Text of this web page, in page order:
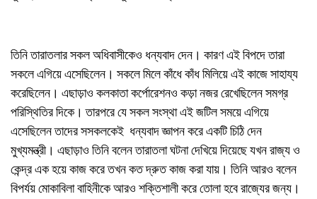
তিনি তারাতলার সকল অধিবাসীকেও ধন্যবাদ দেন। কারণ এই বিপদে তারা
সকলে এগিয়ে এসেছিলেন। সকলে মিলে কাঁধে কাঁধ মিলিয়ে এই কাজে সাহায্য
করেছিলেন। এছাড়াও কলকাতা কর্পোরেশনও কড়া নজর রেখেছিলেন সমগ্র
পরিস্থিতির দিকে। তারপরে যে সকল সংস্থা এই জটিল সময়ে এগিয়ে
এসেছিলেন তাদের সসকলকেই ধন্যবাদ জ্ঞাপন করে একটি চিঠি দেন
মুখ্যমন্ত্রী। এছাড়াও তিনি বলেন তারাতলা ঘটনা দেখিয়ে দিয়েছে যখন রাজ্য ও
কেন্দ্র এক হয়ে কাজ করে তখন কত দ্রুত কাজ করা যায়। তিনি আরও বলেন
বিপর্যয় মোকাবিলা বাহিনীকে আরও শক্তিশালী করে তোলা হবে রাজ্যের জন্য।